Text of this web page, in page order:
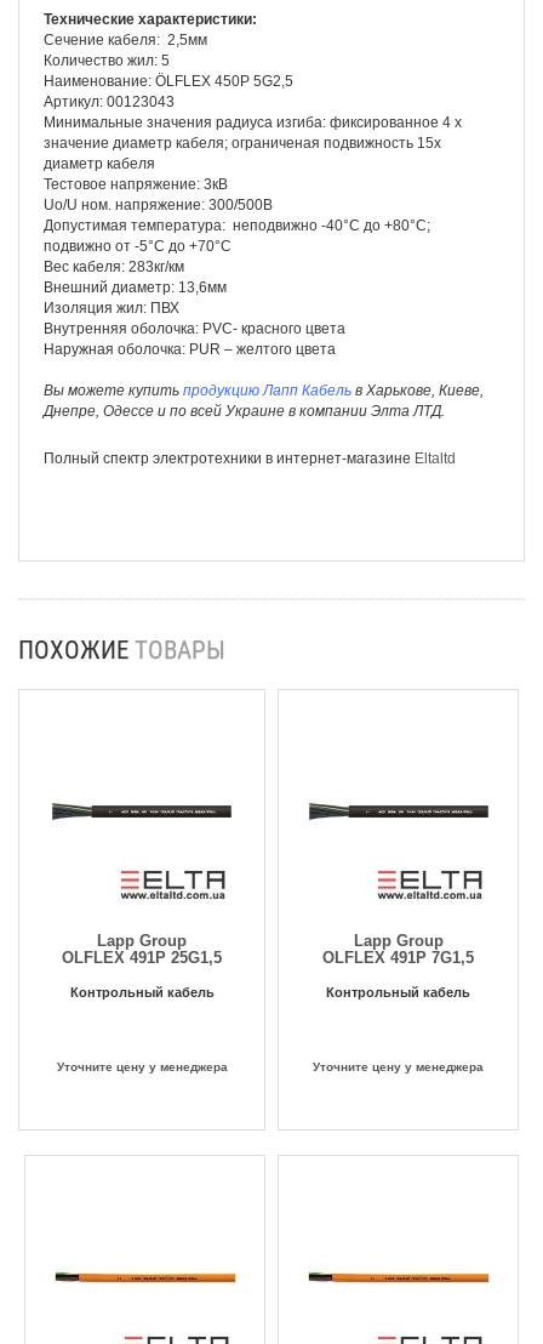
Технические характеристики:
Сечение кабеля: 2,5мм
Количество жил: 5
Наименование: ÖLFLEX 450P 5G2,5
Артикул: 00123043
Минимальные значения радиуса изгиба: фиксированное 4 х
значение диаметр кабеля; ограниченая подвижность 15х
диаметр кабеля
Тестовое напряжение: 3кВ
Uо/U ном. напряжение: 300/500В
Допустимая температура: неподвижно -40°С до +80°С;
подвижно от -5°С до +70°С
Вес кабеля: 283кг/км
Внешний диаметр: 13,6мм
Изоляция жил: ПВХ
Внутренняя оболочка: PVC- красного цвета
Наружная оболочка: PUR – желтого цвета
Вы можете купить продукцию Лапп Кабель в Харькове, Киеве,
Днепре, Одессе и по всей Украине в компании Элта ЛТД.
Полный спектр электротехники в интернет-магазине Eltaltd
ПОХОЖИЕ ТОВАРЫ
Lapp Group
OLFLEX 491P 25G1,5
Контрольный кабель
Уточните цену у менеджера
Lapp Group
OLFLEX 491P 7G1,5
Контрольный кабель
Уточните цену у менеджера